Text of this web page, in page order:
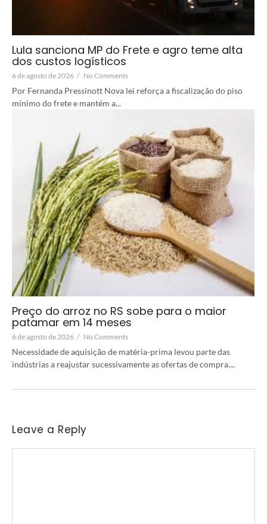
Lula sanciona MP do Frete e agro teme alta
dos custos logísticos
6 de agosto de 2026 / No Comments
Por Fernanda Pressinott Nova lei reforça a fiscalização do piso
mínimo do frete e mantém a...
Preço do arroz no RS sobe para o maior
patamar em 14 meses
6 de agosto de 2026 / No Comments
Necessidade de aquisição de matéria-prima levou parte das
indústrias a reajustar sucessivamente as ofertas de compra....
Leave a Reply